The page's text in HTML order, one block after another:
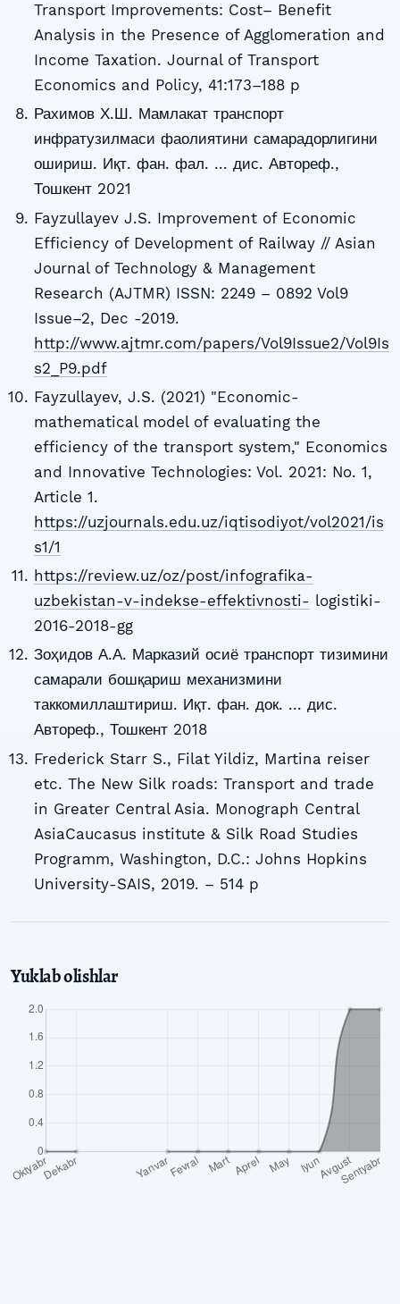
Transport Improvements: Cost– Benefit
Analysis in the Presence of Agglomeration and
Income Taxation. Journal of Transport
Economics and Policy, 41:173–188 p
Рахимов Х.Ш. Мамлакат транспорт
инфратузилмаси фаолиятини самарадорлигини
ошириш. Иқт. фан. фал. ... дис. Автореф.,
Тошкент 2021
Fayzullayev J.S. Improvement of Economic
Efficiency of Development of Railway // Asian
Journal of Technology & Management
Research (AJTMR) ISSN: 2249 – 0892 Vol9
Issue–2, Dec -2019.
http://www.ajtmr.com/papers/Vol9Issue2/Vol9Is
s2_P9.pdf
Fayzullayev, J.S. (2021) "Economic-
mathematical model of evaluating the
efficiency of the transport system," Economics
and Innovative Technologies: Vol. 2021: No. 1,
Article 1.
https://uzjournals.edu.uz/iqtisodiyot/vol2021/is
s1/1
https://review.uz/oz/post/infografika-
uzbekistan-v-indekse-effektivnosti- logistiki-
2016-2018-gg
Зоҳидов А.А. Марказий осиё транспорт тизимини
самарали бошқариш механизмини
таккомиллаштириш. Иқт. фан. док. ... дис.
Автореф., Тошкент 2018
Frederick Starr S., Filat Yildiz, Martina reiser
etc. The New Silk roads: Transport and trade
in Greater Central Asia. Monograph Central
AsiaCaucasus institute & Silk Road Studies
Programm, Washington, D.C.: Johns Hopkins
University-SAIS, 2019. – 514 p
Yuklab olishlar